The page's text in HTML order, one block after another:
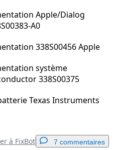
Apple/Dialog
A0
338S00456 Apple
système
338S00375
Texas Instruments
à FixBot 7 commentaires